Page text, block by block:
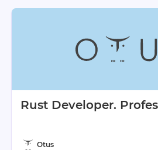
Rust Developer.
Otus